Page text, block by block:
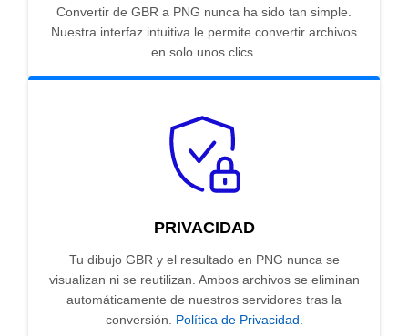
Convertir de GBR a PNG nunca ha sido tan simple.
Nuestra interfaz intuitiva le permite convertir archivos
en solo unos clics.
PRIVACIDAD
Tu dibujo GBR y el resultado en PNG nunca se
visualizan ni se reutilizan. Ambos archivos se eliminan
automáticamente de nuestros servidores tras la
conversión. Política de Privacidad.